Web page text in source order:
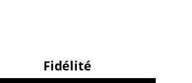
Fidélité